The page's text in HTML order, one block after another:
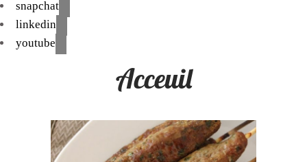
snapchat
linkedin
youtube
Acceuil